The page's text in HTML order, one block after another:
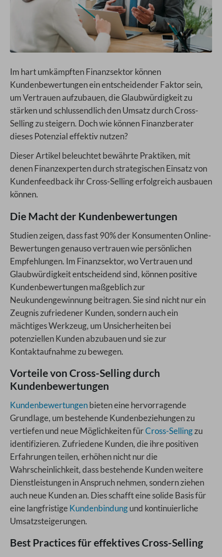
Im hart umkämpften Finanzsektor können
Kundenbewertungen ein entscheidender Faktor sein,
um Vertrauen aufzubauen, die Glaubwürdigkeit zu
stärken und schlussendlich den Umsatz durch Cross-
Selling zu steigern. Doch wie können Finanzberater
dieses Potenzial effektiv nutzen?
Dieser Artikel beleuchtet bewährte Praktiken, mit
denen Finanzexperten durch strategischen Einsatz von
Kundenfeedback ihr Cross-Selling erfolgreich ausbauen
können.
Die Macht der Kundenbewertungen
Studien zeigen, dass fast 90% der Konsumenten Online-
Bewertungen genauso vertrauen wie persönlichen
Empfehlungen. Im Finanzsektor, wo Vertrauen und
Glaubwürdigkeit entscheidend sind, können positive
Kundenbewertungen maßgeblich zur
Neukundengewinnung beitragen. Sie sind nicht nur ein
Zeugnis zufriedener Kunden, sondern auch ein
mächtiges Werkzeug, um Unsicherheiten bei
potenziellen Kunden abzubauen und sie zur
Kontaktaufnahme zu bewegen.
Vorteile von Cross-Selling durch
Kundenbewertungen
Kundenbewertungenbieten eine hervorragende
Grundlage, um bestehende Kundenbeziehungen zu
vertiefen und neue Möglichkeiten fürCross-Sellingzu
identifizieren. Zufriedene Kunden, die ihre positiven
Erfahrungen teilen, erhöhen nicht nur die
Wahrscheinlichkeit, dass bestehende Kunden weitere
Dienstleistungen in Anspruch nehmen, sondern ziehen
auch neue Kunden an. Dies schafft eine solide Basis für
eine langfristigeKundenbindungund kontinuierliche
Umsatzsteigerungen.
Best Practices für effektives Cross-Selling